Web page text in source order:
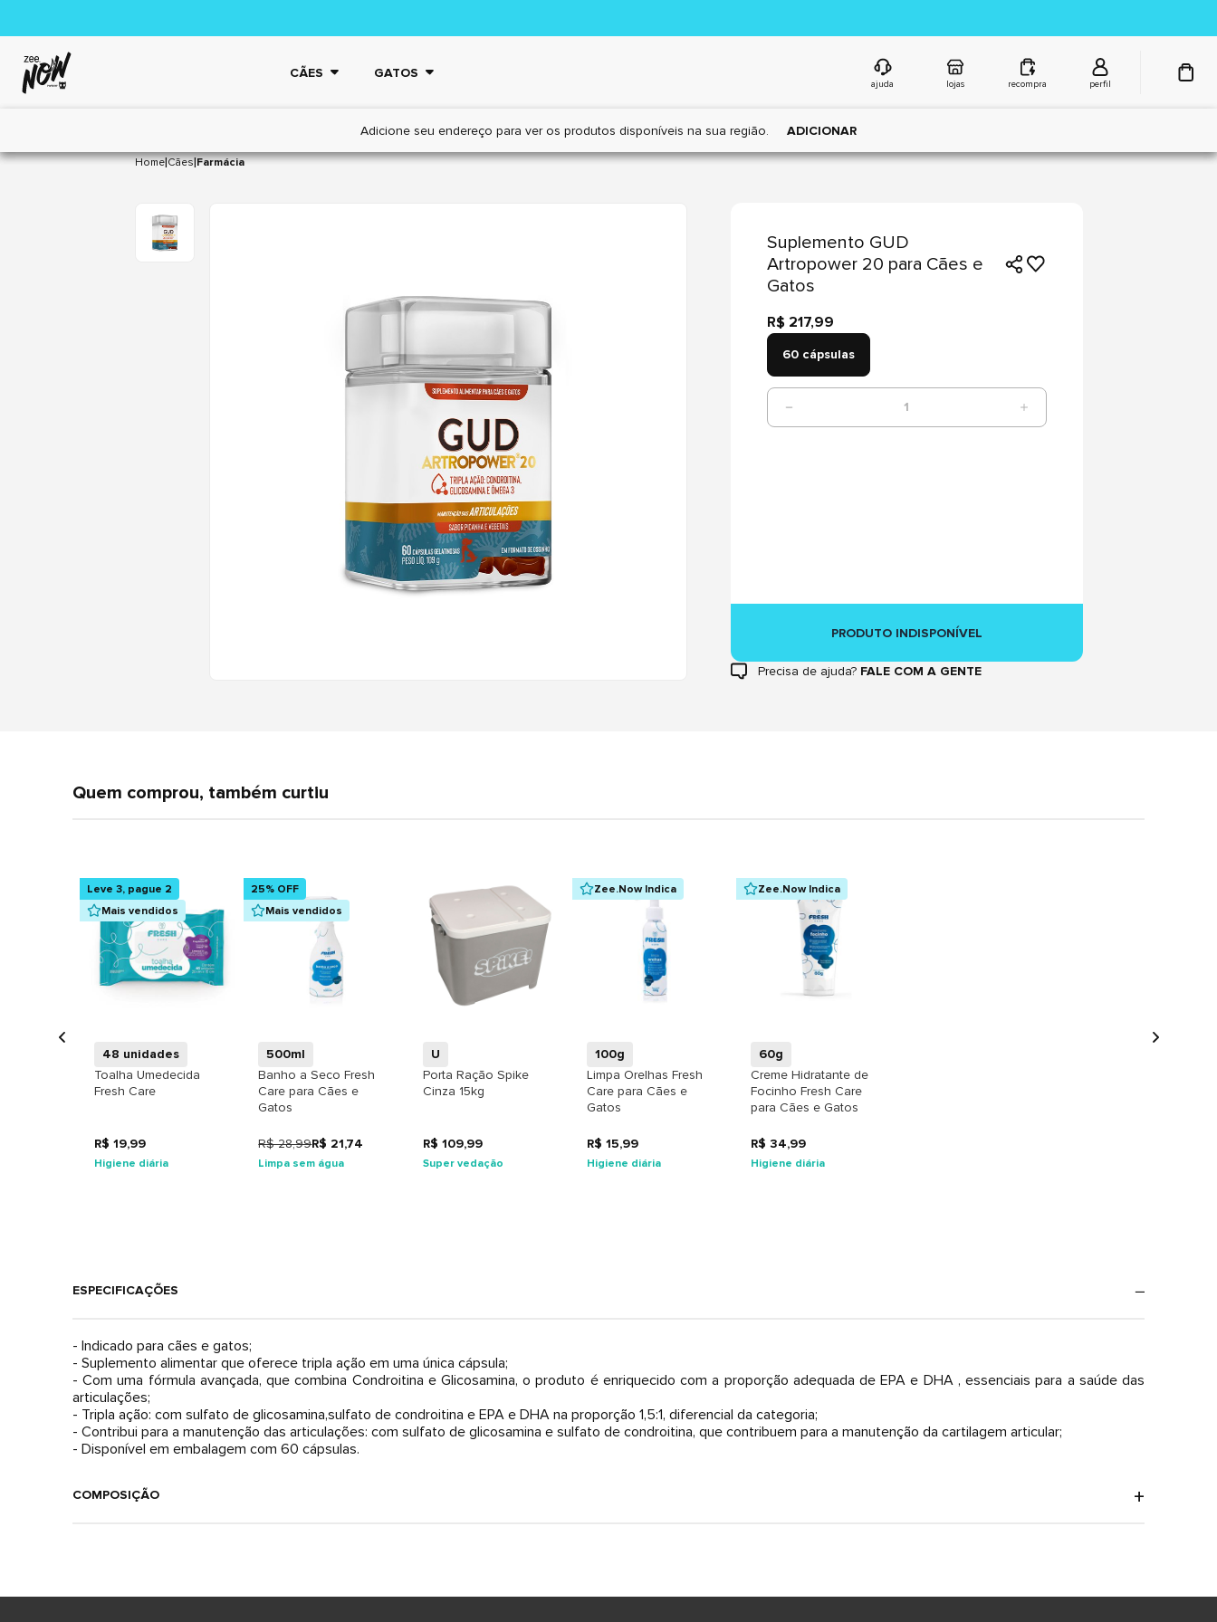
CÃES GATOS
ajuda lojas recompra perfil
Adicione seu endereço para ver os produtos disponíveis na sua região. ADICIONAR
Home|Cães|Farmácia
Suplemento GUD
Artropower 20 para Cães e
Gatos
R$ 217,99
60 cápsulas
1
PRODUTO INDISPONÍVEL
Precisa de ajuda? FALE COM A GENTE
Quem comprou, também curtiu
Leve 3, pague 2
Mais vendidos
+
48 unidades
Toalha Umedecida
Fresh Care
R$ 19,99
Higiene diária
25% OFF
Mais vendidos
500ml
Banho a Seco Fresh
Care para Cães e
Gatos
R$ 28,99R$ 21,74
Limpa sem água
+
U
Porta Ração Spike
Cinza 15kg
R$ 109,99
Super vedação
Zee.Now Indica
100g
Limpa Orelhas Fresh
Care para Cães e
Gatos
R$ 15,99
Higiene diária
Zee.Now Indica
60g
Creme Hidratante de
Focinho Fresh Care
para Cães e Gatos
R$ 34,99
Higiene diária
ESPECIFICAÇÕES
- Indicado para cães e gatos;
- Suplemento alimentar que oferece tripla ação em uma única cápsula;
- Com uma fórmula avançada, que combina Condroitina e Glicosamina, o produto é enriquecido com a proporção adequada de EPA e DHA , essenciais para a saúde das
articulações;
- Tripla ação: com sulfato de glicosamina,sulfato de condroitina e EPA e DHA na proporção 1,5:1, diferencial da categoria;
- Contribui para a manutenção das articulações: com sulfato de glicosamina e sulfato de condroitina, que contribuem para a manutenção da cartilagem articular;
- Disponível em embalagem com 60 cápsulas.
COMPOSIÇÃO